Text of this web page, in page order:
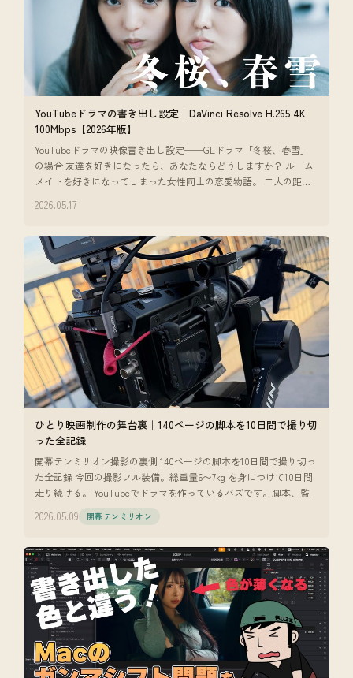
YouTubeドラマの書き出し設定｜DaVinci Resolve H.265 4K
100Mbps【2026年版】
YouTubeドラマの映像書き出し設定──GLドラマ「冬桜、春雪」
の場合 友達を好きになったら、あなたならどうしますか？ ルーム
メイトを好きになってしまった女性同士の恋愛物語。 二人の距離
2026.05.17
ひとり映画制作の舞台裏｜140ページの脚本を10日間で撮り切
った全記録
開幕テンミリオン撮影の裏側 140ページの脚本を10日間で撮り切っ
た全記録 今回の撮影フル装備。総重量6〜7kg を身につけて10日間
走り続ける。 YouTubeでドラマを作っているバズです。脚本、監
2026.05.09 開幕テンミリオン